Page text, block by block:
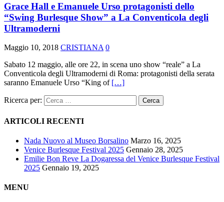
Grace Hall e Emanuele Urso protagonisti dello
“Swing Burlesque Show” a La Conventicola degli
Ultramoderni
Maggio 10, 2018 CRISTIANA 0
Sabato 12 maggio, alle ore 22, in scena uno show “reale” a La
Conventicola degli Ultramoderni di Roma: protagonisti della serata
saranno Emanuele Urso “King of […]
Ricerca per:
ARTICOLI RECENTI
Nada Nuovo al Museo Borsalino Marzo 16, 2025
Venice Burlesque Festival 2025 Gennaio 28, 2025
Emilie Bon Reve La Dogaressa del Venice Burlesque Festival
2025 Gennaio 19, 2025
MENU